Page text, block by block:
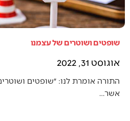
שופטים ושוטרים של עצמנו
אוגוסט 31, 2022
התורה אומרת לנו: ״שופטים
אשר…